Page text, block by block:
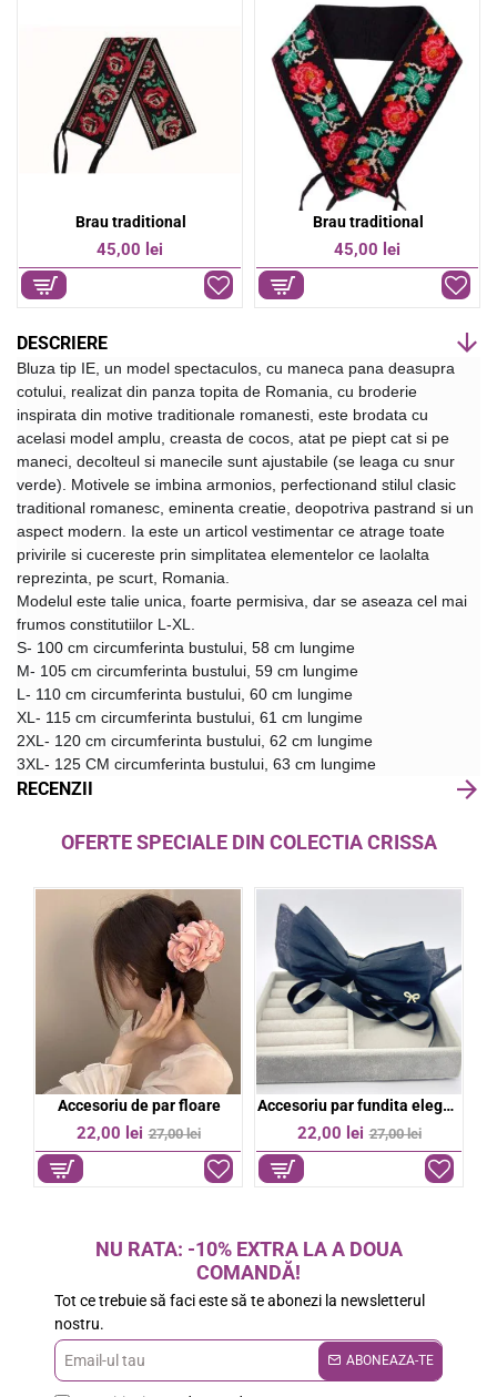
p
Brau traditional
45,00 lei
Brau traditional
45,00 lei
DESCRIERE
Bluza tip IE, un model spectaculos, cu maneca pana deasupra
cotului, realizat din panza topita de Romania, cu broderie
inspirata din motive traditionale romanesti, este brodata cu
acelasi model amplu, creasta de cocos, atat pe piept cat si pe
maneci, decolteul si manecile sunt ajustabile (se leaga cu snur
verde). Motivele se imbina armonios, perfectionand stilul clasic
traditional romanesc, eminenta creatie, deopotriva pastrand si un
aspect modern. Ia este un articol vestimentar ce atrage toate
privirile si cucereste prin simplitatea elementelor ce laolalta
reprezinta, pe scurt, Romania.
Modelul este talie unica, foarte permisiva, dar se aseaza cel mai
frumos constitutiilor L-XL.
S- 100 cm circumferinta bustului, 58 cm lungime
M- 105 cm circumferinta bustului, 59 cm lungime
L- 110 cm circumferinta bustului, 60 cm lungime
XL- 115 cm circumferinta bustului, 61 cm lungime
2XL- 120 cm circumferinta bustului, 62 cm lungime
3XL- 125 CM circumferinta bustului, 63 cm lungime
RECENZII
OFERTE SPECIALE DIN COLECTIA CRISSA
-19%
Accesoriu de par floare
22,00 lei 27,00 lei
-19%Accesoriu par fundita eleganta
22,00 lei 27,00 lei
NU RATA: -10% EXTRA LA A DOUA
COMANDĂ!
Tot ce trebuie să faci este să te abonezi la newsletterul
nostru.
Email-
ul
ABONEAZA-TE